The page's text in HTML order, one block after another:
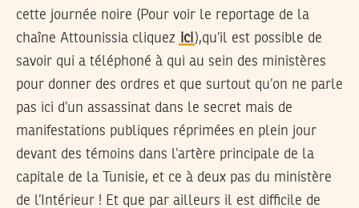
cette journée noire (Pour voir le reportage de la
chaîne Attounissia cliquez ici),qu’il est possible de
savoir qui a téléphoné à qui au sein des ministères
pour donner des ordres et que surtout qu’on ne parle
pas ici d’un assassinat dans le secret mais de
manifestations publiques réprimées en plein jour
devant des témoins dans l’artère principale de la
capitale de la Tunisie, et ce à deux pas du ministère
de l’Intérieur ! Et que par ailleurs il est difficile de